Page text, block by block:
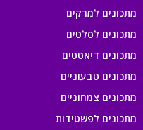
מתכונים למרקים
מתכונים לסלטים
מתכונים דיאטטים
מתכונים טבעוניים
מתכונים צמחוניים
מתכונים לפשטידות